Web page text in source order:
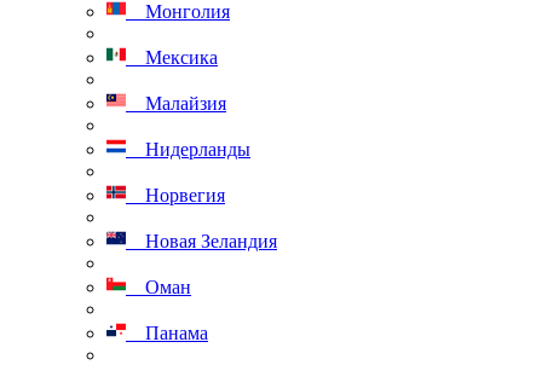
Монголия
Мексика
Малайзия
Нидерланды
Норвегия
Новая Зеландия
Оман
Панама